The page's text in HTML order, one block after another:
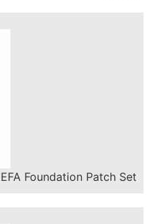
Foundation Patch Set